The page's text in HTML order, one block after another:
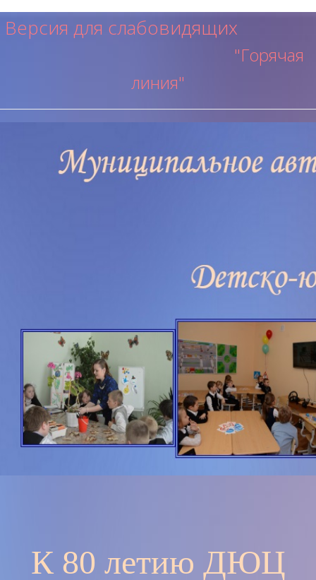
Версия для слабовидящих
"Горячая
линия"
К 80 летию ДЮЦ